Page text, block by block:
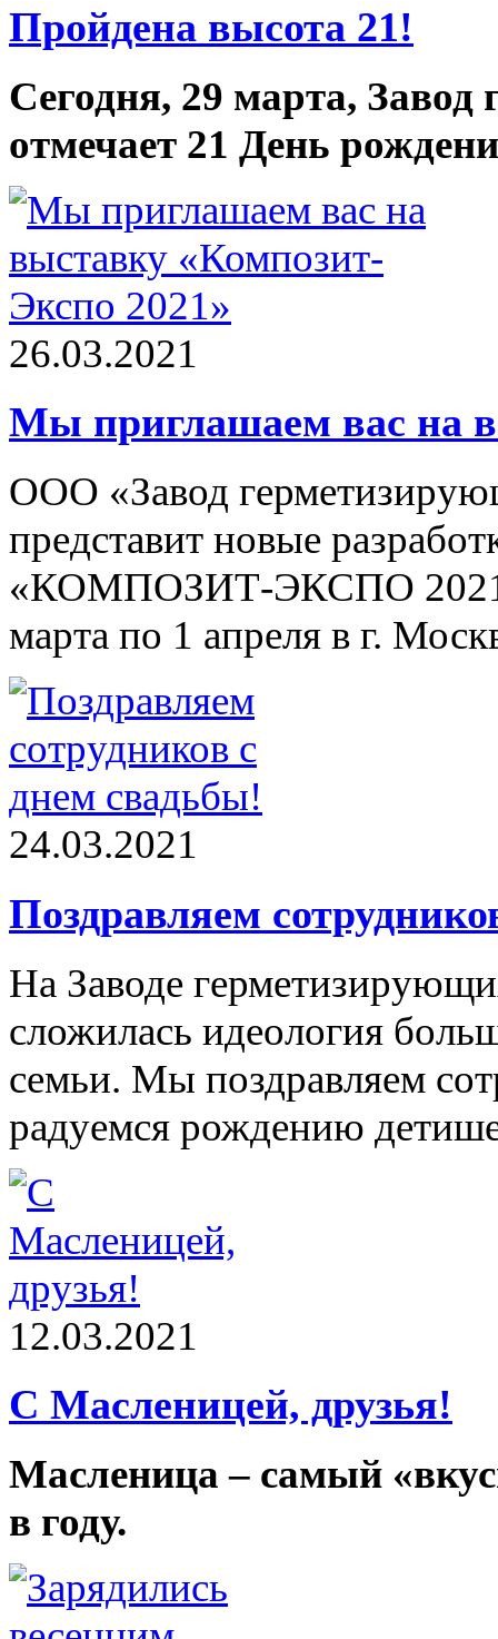
Пройдена высота 21!
Сегодня, 29 марта,
отмечает 21 День
26.03.2021
Мы приглашаем вас на
ООО «Завод
представит новые
«КОМПОЗИТ-ЭКСПО 2021»,
марта по 1 апреля в г.
24.03.2021
Поздравляем
На Заводе
сложилась идеология
семьи. Мы поздравляем
радуемся рождению
12.03.2021
С Масленицей, друзья!
Масленица – самый
в году.